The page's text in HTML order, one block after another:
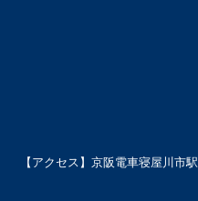
【アクセス】京阪電車寝屋川市